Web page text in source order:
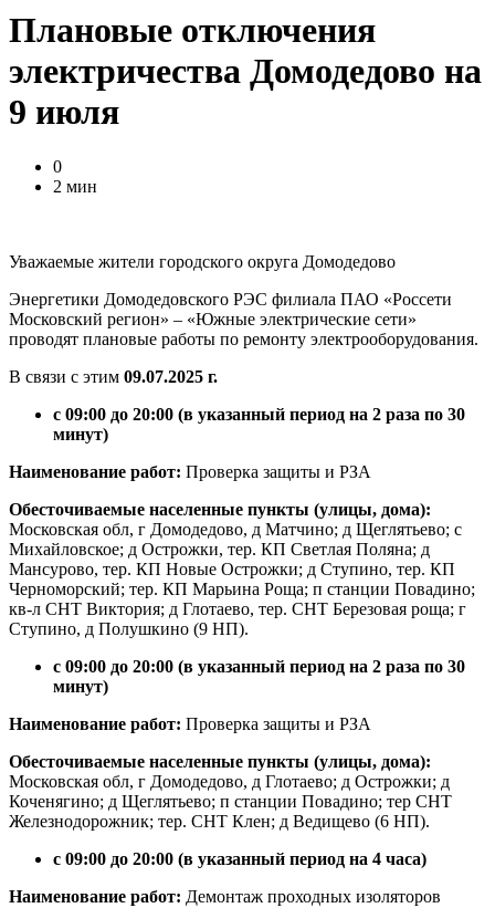
Плановые отключения
электричества Домодедово на
9 июля
0
2 мин
Уважаемые жители городского округа Домодедово
Энергетики Домодедовского РЭС филиала ПАО «Россети
Московский регион» – «Южные электрические сети»
проводят плановые работы по ремонту электрооборудования.
В связи с этим 09.07.2025 г.
с 09:00 до 20:00 (в указанный период на 2 раза по 30
минут)
Наименование работ: Проверка защиты и РЗА
Обесточиваемые населенные пункты (улицы, дома):
Московская обл, г Домодедово, д Матчино; д Щеглятьево; с
Михайловское; д Острожки, тер. КП Светлая Поляна; д
Мансурово, тер. КП Новые Острожки; д Ступино, тер. КП
Черноморский; тер. КП Марьина Роща; п станции Повадино;
кв-л СНТ Виктория; д Глотаево, тер. СНТ Березовая роща; г
Ступино, д Полушкино (9 НП).
с 09:00 до 20:00 (в указанный период на 2 раза по 30
минут)
Наименование работ: Проверка защиты и РЗА
Обесточиваемые населенные пункты (улицы, дома):
Московская обл, г Домодедово, д Глотаево; д Острожки; д
Коченягино; д Щеглятьево; п станции Повадино; тер СНТ
Железнодорожник; тер. СНТ Клен; д Ведищево (6 НП).
с 09:00 до 20:00 (в указанный период на 4 часа)
Наименование работ: Демонтаж проходных изоляторов